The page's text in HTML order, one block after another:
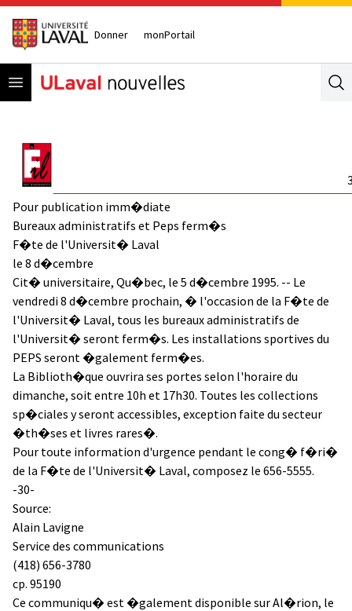
Donner monPortail
Open menu
Pour publication imm�diate
Bureaux administratifs et Peps ferm�s
F�te de l'Universit� Laval
le 8 d�cembre
Cit� universitaire, Qu�bec, le 5 d�cembre 1995. -- Le
vendredi 8 d�cembre prochain, � l'occasion de la F�te de
l'Universit� Laval, tous les bureaux administratifs de
l'Universit� seront ferm�s. Les installations sportives du
PEPS seront �galement ferm�es.
La Biblioth�que ouvrira ses portes selon l'horaire du
dimanche, soit entre 10h et 17h30. Toutes les collections
sp�ciales y seront accessibles, exception faite du secteur
�th�ses et livres rares�.
Pour toute information d'urgence pendant le cong� f�ri�
de la F�te de l'Universit� Laval, composez le 656-5555.
-30-
Source:
Alain Lavigne
Service des communications
(418) 656-3780
cp. 95190
Ce communiqu� est �galement disponible sur Al�rion, le